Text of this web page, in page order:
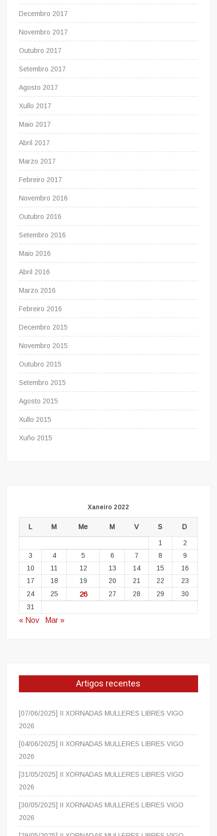
Decembro 2017
Novembro 2017
Outubro 2017
Setembro 2017
Agosto 2017
Xullo 2017
Maio 2017
Abril 2017
Marzo 2017
Febreiro 2017
Novembro 2016
Outubro 2016
Setembro 2016
Maio 2016
Abril 2016
Marzo 2016
Febreiro 2016
Decembro 2015
Novembro 2015
Outubro 2015
Setembro 2015
Agosto 2015
Xullo 2015
Xuño 2015
Xaneiro 2022
L M Me M V S D
1
2
3
4 5 6 7 8
9
10
11 12 13 14 15
16
17
18 19 20 21 22
23
24
25 26 27 28 29
30
31
« Nov Mar »
Artigos recentes
[07/06/2025] II XORNADAS MULLERES LIBRES VIGO
2026
[04/06/2025] II XORNADAS MULLERES LIBRES VIGO
2026
[31/05/2025] II XORNADAS MULLERES LIBRES VIGO
2026
[30/05/2025] II XORNADAS MULLERES LIBRES VIGO
2026